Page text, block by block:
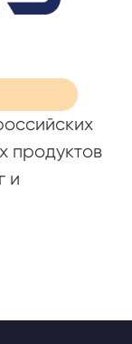
продуктов
и